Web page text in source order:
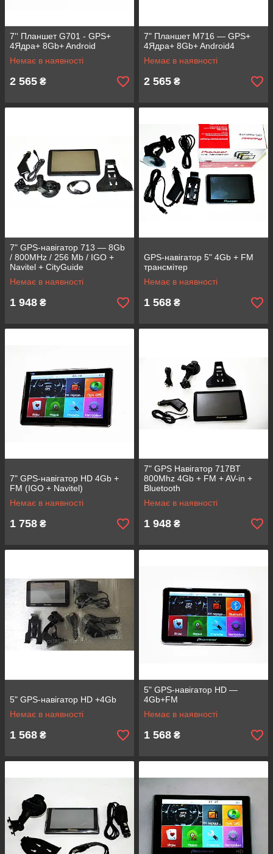
7'' Планшет G701 - GPS+
4Ядра+ 8Gb+ Android
Немає в наявності
2 565 ₴
7" Планшет M716 — GPS+
4Ядра+ 8Gb+ Android4
Немає в наявності
2 565 ₴
7" GPS-навігатор 713 — 8Gb
/ 800MHz / 256 Mb / IGO +
Navitel + CityGuide
Немає в наявності
1 948 ₴
GPS-навігатор 5" 4Gb + FM
трансмітер
Немає в наявності
1 568 ₴
7" GPS-навігатор HD 4Gb +
FM (IGO + Navitel)
Немає в наявності
1 758 ₴
7" GPS Навігатор 717BT
800Mhz 4Gb + FM + AV-in +
Bluetooth
Немає в наявності
1 948 ₴
5" GPS-навігатор HD +4Gb
Немає в наявності
1 568 ₴
5" GPS-навігатор HD —
4Gb+FM
Немає в наявності
1 568 ₴